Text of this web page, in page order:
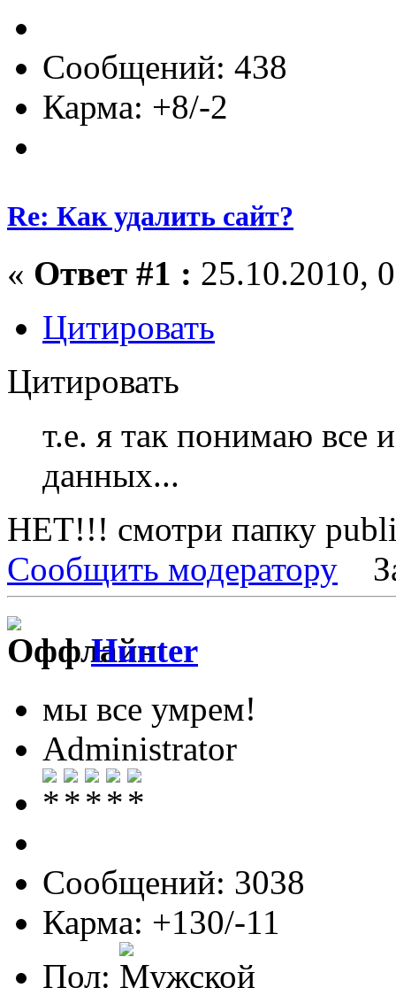
Сообщений: 438
Карма: +8/-2
Re: Как удалить сайт?
« Ответ #1 : 25.10.2010,
Цитировать
Цитировать
т.е. я так понимаю все
данных...
НЕТ!!! смотри папку
Сообщить модератору
Hunter
мы все умрем!
Administrator
Сообщений: 3038
Карма: +130/-11
Пол: